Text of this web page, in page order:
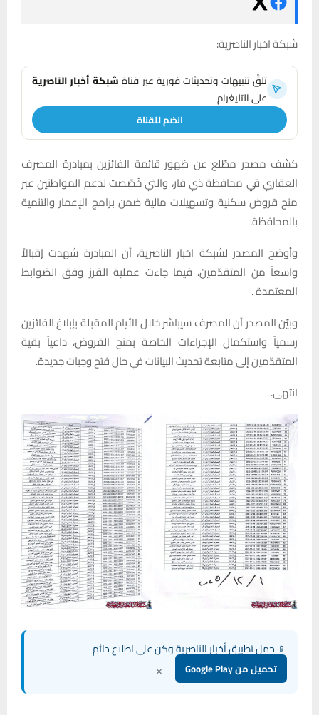
شبكة اخبار الناصرية:
تلقَّ تنبيهات وتحديثات فورية عبر قناةشبكة أخبار الناصرية
على التليغرام
انضم للقناة
كشف مصدر مطّلع عن ظهور قائمة الفائزين بمبادرة المصرف
العقاري في محافظة ذي قار، والتي خُصّصت لدعم المواطنين عبر
منح قروض سكنية وتسهيلات مالية ضمن برامج الإعمار والتنمية
بالمحافظة.
وأوضح المصدر لشبكة اخبار الناصرية، أن المبادرة شهدت إقبالاً
واسعاً من المتقدّمين، فيما جاءت عملية الفرز وفق الضوابط
المعتمدة .
وبيّن المصدر أن المصرف سيباشر خلال الأيام المقبلة بإبلاغ الفائزين
رسمياً واستكمال الإجراءات الخاصة بمنح القروض، داعياً بقية
المتقدّمين إلى متابعة تحديث البيانات في حال فتح وجبات جديدة.
انتهى.
📱 حمل تطبيق أخبار الناصرية وكن على اطلاع دائم
تحميل من Google Play ×